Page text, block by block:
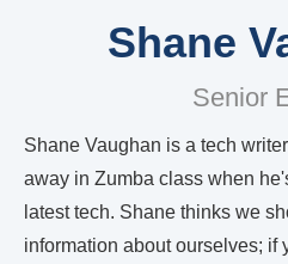
Shane
Senior
Shane Vaughan is a tech
away in Zumba class when
latest tech. Shane thinks we
information about ourselves; if